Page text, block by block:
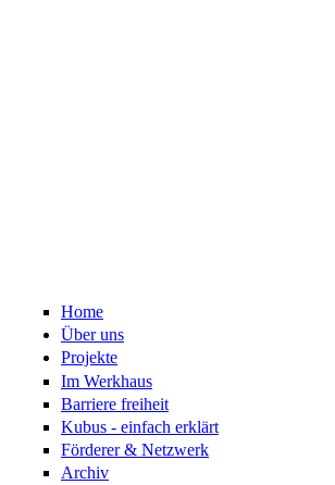
Home
Über uns
Projekte
Im Werkhaus
Barriere freiheit
Kubus - einfach erklärt
Förderer & Netzwerk
Archiv